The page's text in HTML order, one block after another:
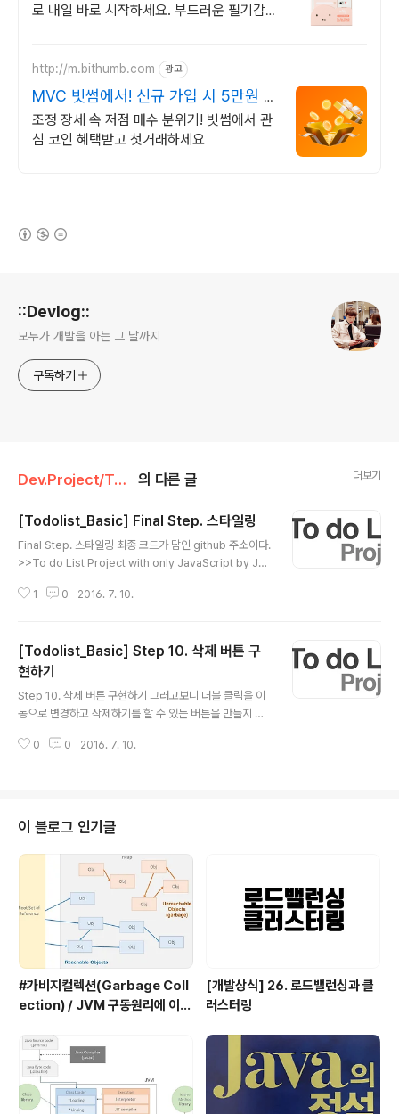
로 내일 바로 시작하세요. 부드러운 필기감,
http://m.bithumb.com 광고
MVC 빗썸에서! 신규 가입 시 5만원 혜
택
조정 장세 속 저점 매수 분위기! 빗썸에서 관
심 코인 혜택받고 첫거래하세요
::Devlog::
모두가 개발을 아는 그 날까지
구독하기
Dev.Project/Todolist_project 의 다른 글 더보기
[Todolist_Basic] Final Step. 스타일링
Final Step. 스타일링 최종 코드가 담인 github 주소이다.
>>To do List Project with only JavaScript by Jb
디자인적 요소를 추가할 차례다. 일단 최종적인 코드를 먼
313233343536373839404142434445464748
4950 To Do List a{ color:#000; } a:hover{ color:
#000; text-decoration: none; } To do List Write
and Press Enter! Done Colored by Color ..
1 0 2016. 7. 10.
[Todolist_Basic] Step 10. 삭제 버튼 구
현하기
Step 10. 삭제 버튼 구현하기 그러고보니 더블 클릭을 이
동으로 변경하고 삭제하기를 할 수 있는 버튼을 만들지 않
-awesome을 이용하고, id 값을 설정해주고, appendC
inusIcon_' + id;minusIcon.onclick = deleteItem; li
stItem.appendChild(minusIcon);cs 수정 아이콘(연
필 아이콘)처럼 마우스가 over 되었을 때만 나타나게 하기
0 0 2016. 7. 10.
이 블로그 인기글
#가비지컬렉션(Garbage Coll
ection) / JVM 구동원리에 이어
[개발상식] 26. 로드밸런싱과 클
러스터링